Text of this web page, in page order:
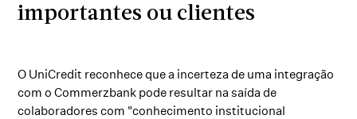
importantes ou clientes
O UniCredit reconhece que a incerteza de uma integração
com o Commerzbank pode resultar na saída de
colaboradores com "conhecimento institucional